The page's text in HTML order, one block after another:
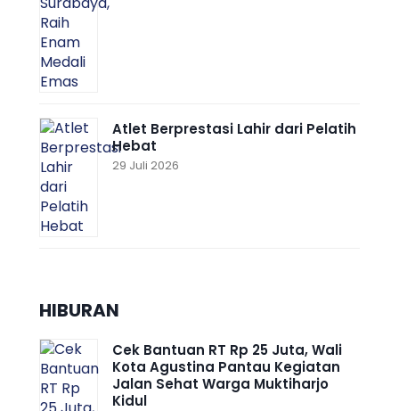
Atlet Berprestasi Lahir dari Pelatih
Hebat
29 Juli 2026
HIBURAN
Cek Bantuan RT Rp 25 Juta, Wali
Kota Agustina Pantau Kegiatan
Jalan Sehat Warga Muktiharjo
Kidul